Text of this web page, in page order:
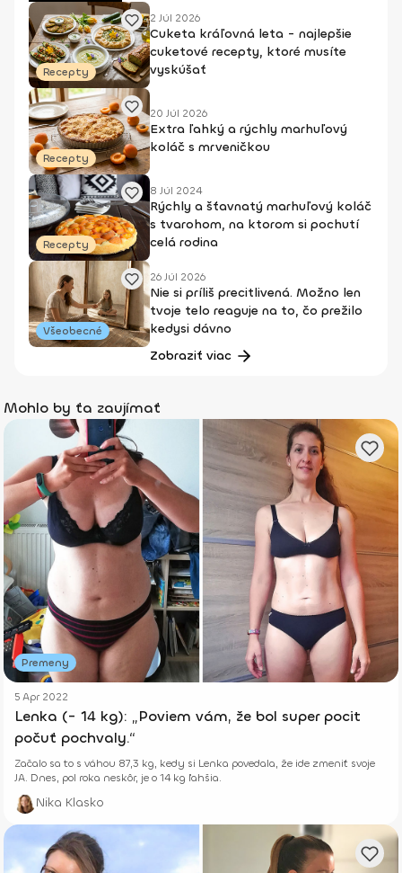
Recepty
2 Júl 2026
Cuketa kráľovná leta - najlepšie
cuketové recepty, ktoré musíte
vyskúšať
Recepty
20 Júl 2026
Extra ľahký a rýchly marhuľový
koláč s mrveničkou
Recepty
8 Júl 2024
Rýchly a šťavnatý marhuľový koláč
s tvarohom, na ktorom si pochutí
celá rodina
Všeobecné
26 Júl 2026
Nie si príliš precitlivená. Možno len
tvoje telo reaguje na to, čo prežilo
kedysi dávno
Zobraziť viac
Mohlo by ťa zaujímať
Premeny
5 Apr 2022
Lenka (- 14 kg): „Poviem vám, že bol super pocit
počuť pochvaly.“
Začalo sa to s váhou 87,3 kg, kedy si Lenka povedala, že ide zmeniť svoje
JA. Dnes, pol roka neskôr, je o 14 kg ľahšia.
Nika Klasko